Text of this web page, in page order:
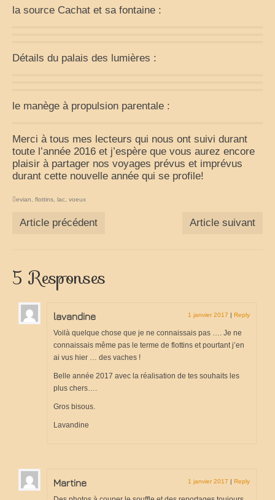
la source Cachat et sa fontaine :
Détails du palais des lumières :
le manège à propulsion parentale :
Merci à tous mes lecteurs qui nous ont suivi durant
toute l’année 2016 et j’espère que vous aurez encore
plaisir à partager nos voyages prévus et imprévus
durant cette nouvelle année qui se profile!
evian flottins lac voeux
Article précédent Article suivant
5 Responses
lavandine 1 janvier 2017 | Reply
Voilà quelque chose que je ne connaissais pas …. Je ne
connaissais même pas le terme de flottins et pourtant j’en
ai vus hier … des vaches !
Belle année 2017 avec la réalisation de tes souhaits les
plus chers….
Gros bisous.
Lavandine
Martine 1 janvier 2017 | Reply